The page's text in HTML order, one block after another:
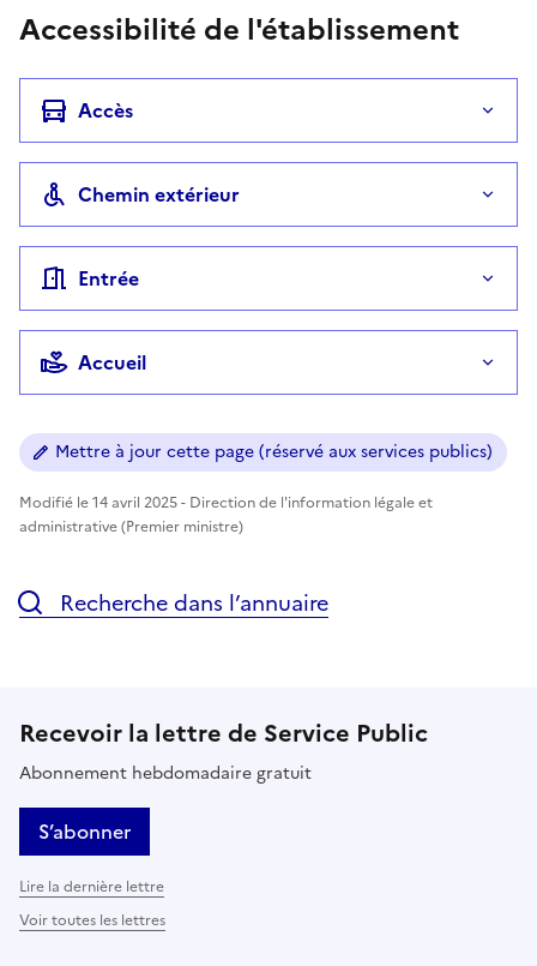
Accessibilité de l'établissement
Accès
Chemin extérieur
Entrée
Accueil
Mettre à jour cette page (réservé aux services publics)
Modifié le 14 avril 2025 - Direction de l'information légale et
administrative (Premier ministre)
Recherche dans l’annuaire
Recevoir la lettre de Service Public
Abonnement hebdomadaire gratuit
S’abonner
Lire la dernière lettre
Voir toutes les lettres